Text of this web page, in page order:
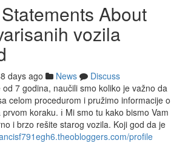
About
vozila
days ago News
Discuss
7 godina, naučili smo koliko je važno da
celom procedurom i pružimo informacije o
koraku. ℹ️ Mi smo tu kako bismo Vam
i brzo rešite starog vozila. Koji god da je
profile